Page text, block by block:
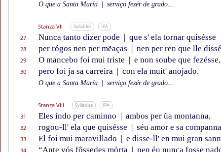
O que a Santa María serviço fezér de grado...
Stanza VII Syllables IPA
27 Nunca tanto dizer pode | que s' ela tornar quisésse
28 per rógos nen per mẽaças | nen per ren que lle
29 O mancebo foi mui triste | e non soube que fezésse,
30 pero foi ja sa carreira | con ela muit' anojado.
O que a Santa María serviço fezér de grado...
Stanza VIII Syllables IPA
31 Eles indo per caminno | ambos per ũa montanna,
32 rogou-ll' ela que quisésse | séu amor e sa
33 El foi mui maravillado | e disse-ll' en mui gran
34 “Ante vós fôssedes mórta | nen éu nunca fosse